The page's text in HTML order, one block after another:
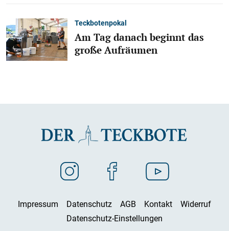
Teckbotenpokal
Am Tag danach beginnt das
große Aufräumen
Impressum Datenschutz AGB Kontakt
Widerruf
Datenschutz-Einstellungen